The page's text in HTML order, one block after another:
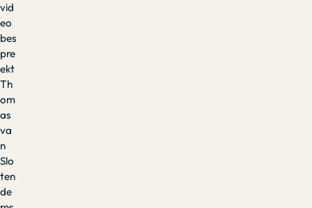
vid
eo
bes
pre
ekt
Th
om
as
va
n
Slo
ten
de